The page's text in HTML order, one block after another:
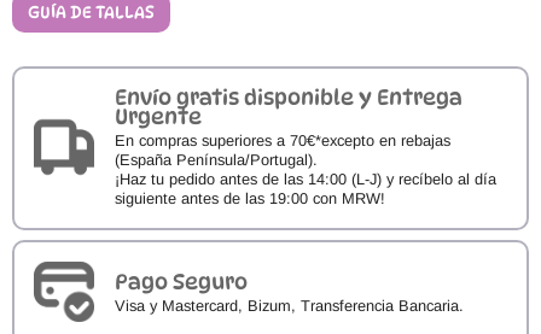
GUÍA DE TALLAS
Envío gratis disponible y Entrega
Urgente
En compras superiores a 70€*excepto en rebajas
(España Península/Portugal).
¡Haz tu pedido antes de las 14:00 (L-J) y recíbelo al día
siguiente antes de las 19:00 con MRW!
Pago Seguro
Visa y Mastercard, Bizum, Transferencia Bancaria.